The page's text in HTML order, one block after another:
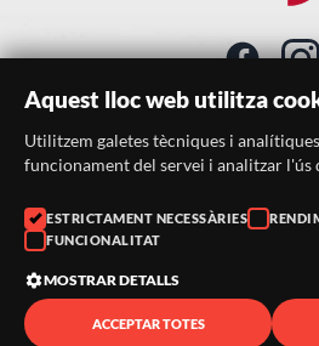
SUBSCRIU-TE AL
Telèfon:
Correu:
© 2026 ·FestaCatalunya
— Tots
Aquest lloc web utilitza
Utilitzem galetes tècniques i
funcionament del servei i analitzar l'ús
ESTRICTAMENT NECESSÀRIES
FUNCIONALITAT
MOSTRAR DETALLS
ACCEPTAR TOTES